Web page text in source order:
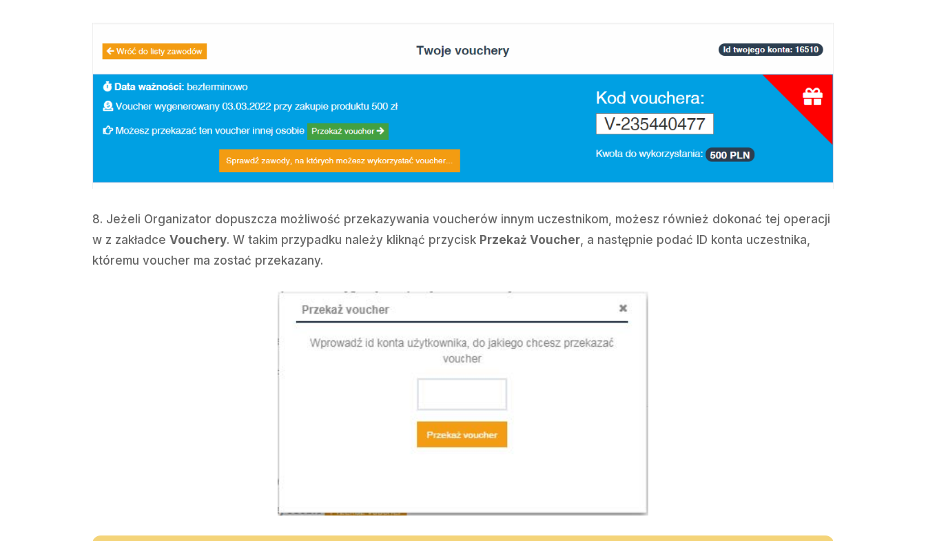
8. Jeżeli Organizator dopuszcza możliwość przekazywania voucherów innym uczestnikom, możesz również dokonać tej operacji
w z zakładceVouchery. W takim przypadku należy kliknąć przycisk Przekaż Voucher, a następnie podać ID konta uczestnika,
któremu voucher ma zostać przekazany.